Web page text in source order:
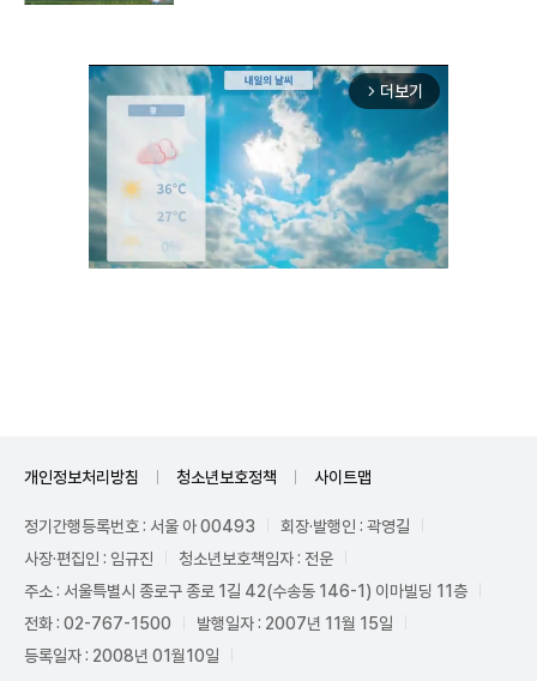
arrow_forward_ios 더보기
개인정보처리방침 청소년보호정책 사이트맵
정기간행등록번호 : 서울 아 00493
회장·발행인 : 곽영길
사장·편집인 : 임규진
청소년보호책임자 : 전운
주소 : 서울특별시 종로구 종로 1길 42(수송동 146-1) 이마빌딩 11층
전화 : 02-767-1500
발행일자 : 2007년 11월 15일
등록일자 : 2008년 01월10일